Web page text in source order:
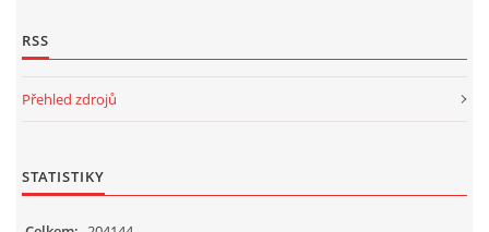
RSS
Přehled zdrojů
STATISTIKY